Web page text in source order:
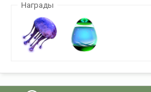
Награды